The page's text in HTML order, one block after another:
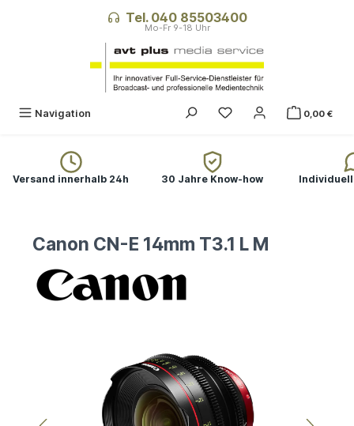
Tel. 040 85503400
Navigation 0,00 €
Versand innerhalb 24h 30 Jahre Know-how
Canon CN-E 14mm T3.1 L M